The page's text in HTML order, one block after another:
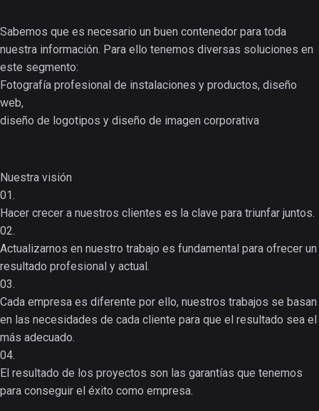
Sabemos que es necesario un buen contenedor para toda
nuestra información. Para ello tenemos diversas soluciones en
este segmento:
Fotografía profesional de instalaciones y productos, diseño
web,
diseño de logotipos y diseño de imagen corporativa
Nuestra visión
01.
Hacer crecer a nuestros clientes es la clave para triunfar juntos.
02.
Actualizarnos en nuestro trabajo es fundamental para ofrecer un
resultado profesional y actual.
03.
Cada empresa es diferente por ello, nuestros trabajos se basan
en las necesidades de cada cliente para que el resultado sea el
más adecuado.
04.
El resultado de los proyectos son las garantías que tenemos
para conseguir el éxito como empresa.